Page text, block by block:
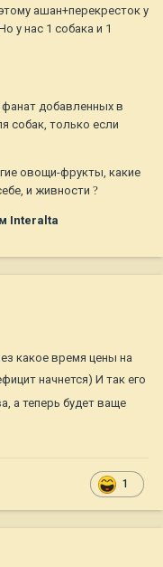
ашан+перекресток у
у нас 1 собака и 1
фанат добавленных в
собак, только если
овощи-фрукты, какие
и живности ?
Interalta
какое время цены на
начнется) И так его
а теперь будет ваще
1